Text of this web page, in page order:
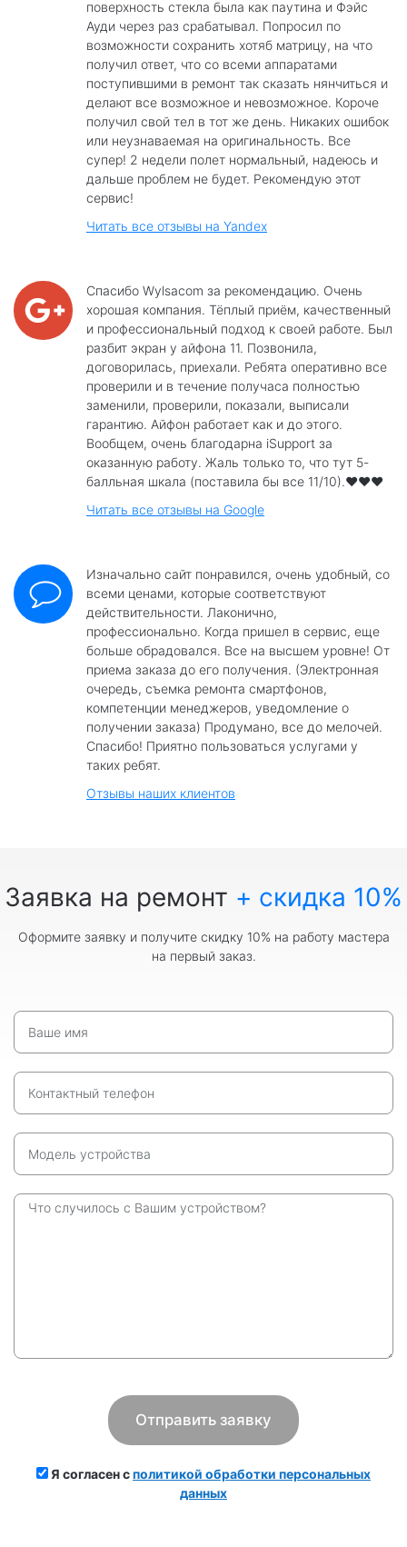
поверхность стекла была как паутина и Фэйс
Ауди через раз срабатывал. Попросил по
возможности сохранить хотяб матрицу, на что
получил ответ, что со всеми аппаратами
поступившими в ремонт так сказать нянчиться и
делают все возможное и невозможное. Короче
получил свой тел в тот же день. Никаких ошибок
или неузнаваемая на оригинальность. Все
супер! 2 недели полет нормальный, надеюсь и
дальше проблем не будет. Рекомендую этот
сервис!
Читать все отзывы на Yandex
Спасибо Wylsacom за рекомендацию. Очень
хорошая компания. Тёплый приём, качественный
и профессиональный подход к своей работе. Был
разбит экран у айфона 11. Позвонила,
договорилась, приехали. Ребята оперативно все
проверили и в течение получаса полностью
заменили, проверили, показали, выписали
гарантию. Айфон работает как и до этого.
Вообщем, очень благодарна iSupport за
оказанную работу. Жаль только то, что тут 5-
балльная шкала (поставила бы все 11/10).❤️❤️❤️
Читать все отзывы на Google
Изначально сайт понравился, очень удобный, со
всеми ценами, которые соответствуют
действительности. Лаконично,
профессионально. Когда пришел в сервис, еще
больше обрадовался. Все на высшем уровне! От
приема заказа до его получения. (Электронная
очередь, съемка ремонта смартфонов,
компетенции менеджеров, уведомление о
получении заказа) Продумано, все до мелочей.
Спасибо! Приятно пользоваться услугами у
таких ребят.
Отзывы наших клиентов
Заявка на ремонт + скидка 10%
Оформите заявку и получите скидку 10% на работу мастера
на первый заказ.
Я согласен сполитикой обработки персональных
данных